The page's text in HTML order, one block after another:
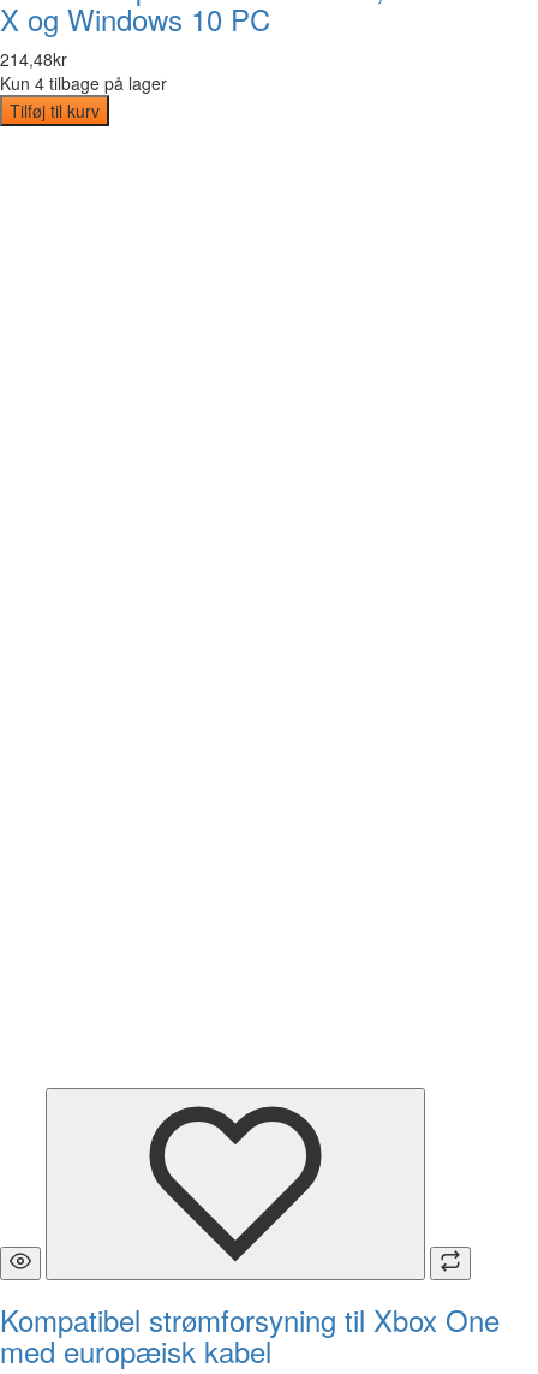
X og Windows 10 PC
214,48kr
Kun 4 tilbage på lager
Tilføj til kurv
Kompatibel strømforsyning til Xbox One
med europæisk kabel